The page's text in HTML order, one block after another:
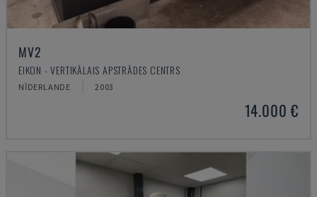
MV2
EIKON - VERTIKĀLAIS APSTRĀDES CENTRS
NĪDERLANDE 2003
14.000 €